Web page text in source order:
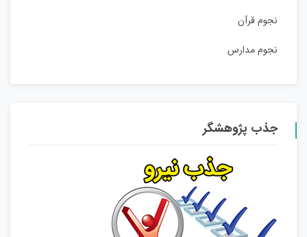
نجوم قرآن
نجوم مدارس
جذب پژوهشگر